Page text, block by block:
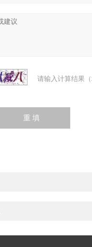
请输入计算结果